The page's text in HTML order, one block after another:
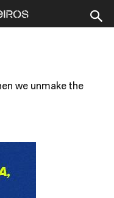
we unmake the